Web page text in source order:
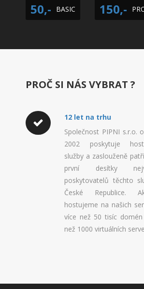
50,- BASIC 150,-
PROČ SI NÁS VYBRAT ?
12 let na trhu
Společnost PIPNI s.r.o.
2002 poskytuje
služby a zaslouženě
první desítky
poskytovatelů těchto
České Republice.
hostujeme na našich
více než 50 tisíc
než 1000 virtuálních